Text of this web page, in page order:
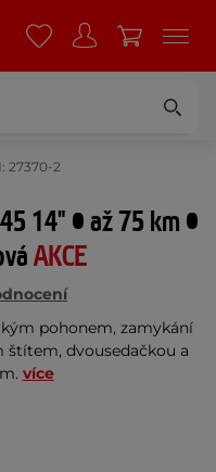
27370-2
14" • až 75 km •
AKCE
pohonem, zamykání
štítem, dvousedačkou a
více